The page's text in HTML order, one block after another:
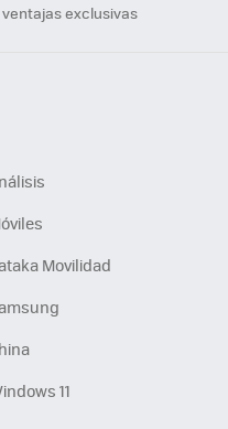
exclusivas
Movilidad
11